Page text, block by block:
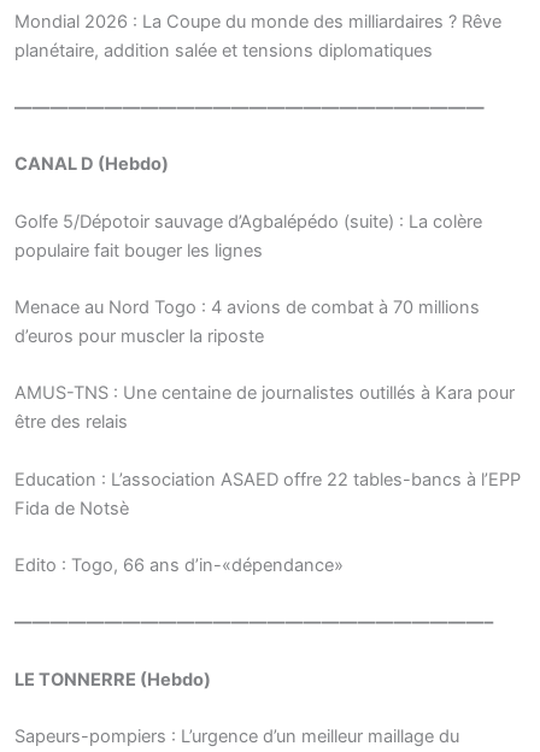
Mondial 2026 : La Coupe du monde des milliardaires ? Rêve
planétaire, addition salée et tensions diplomatiques
——————————————————————————
CANAL D (Hebdo)
Golfe 5/Dépotoir sauvage d’Agbalépédo (suite) : La colère
populaire fait bouger les lignes
Menace au Nord Togo : 4 avions de combat à 70 millions
d’euros pour muscler la riposte
AMUS-TNS : Une centaine de journalistes outillés à Kara pour
être des relais
Education : L’association ASAED offre 22 tables-bancs à l’EPP
Fida de Notsè
Edito : Togo, 66 ans d’in-«dépendance»
——————————————————————————–
LE TONNERRE (Hebdo)
Sapeurs-pompiers : L’urgence d’un meilleur maillage du